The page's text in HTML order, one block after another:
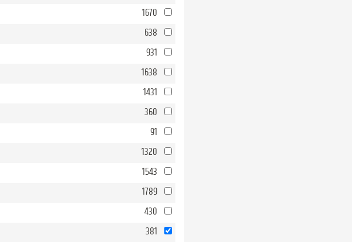
1670
638
931
1638
1431
360
91
1320
1543
1789
430
381